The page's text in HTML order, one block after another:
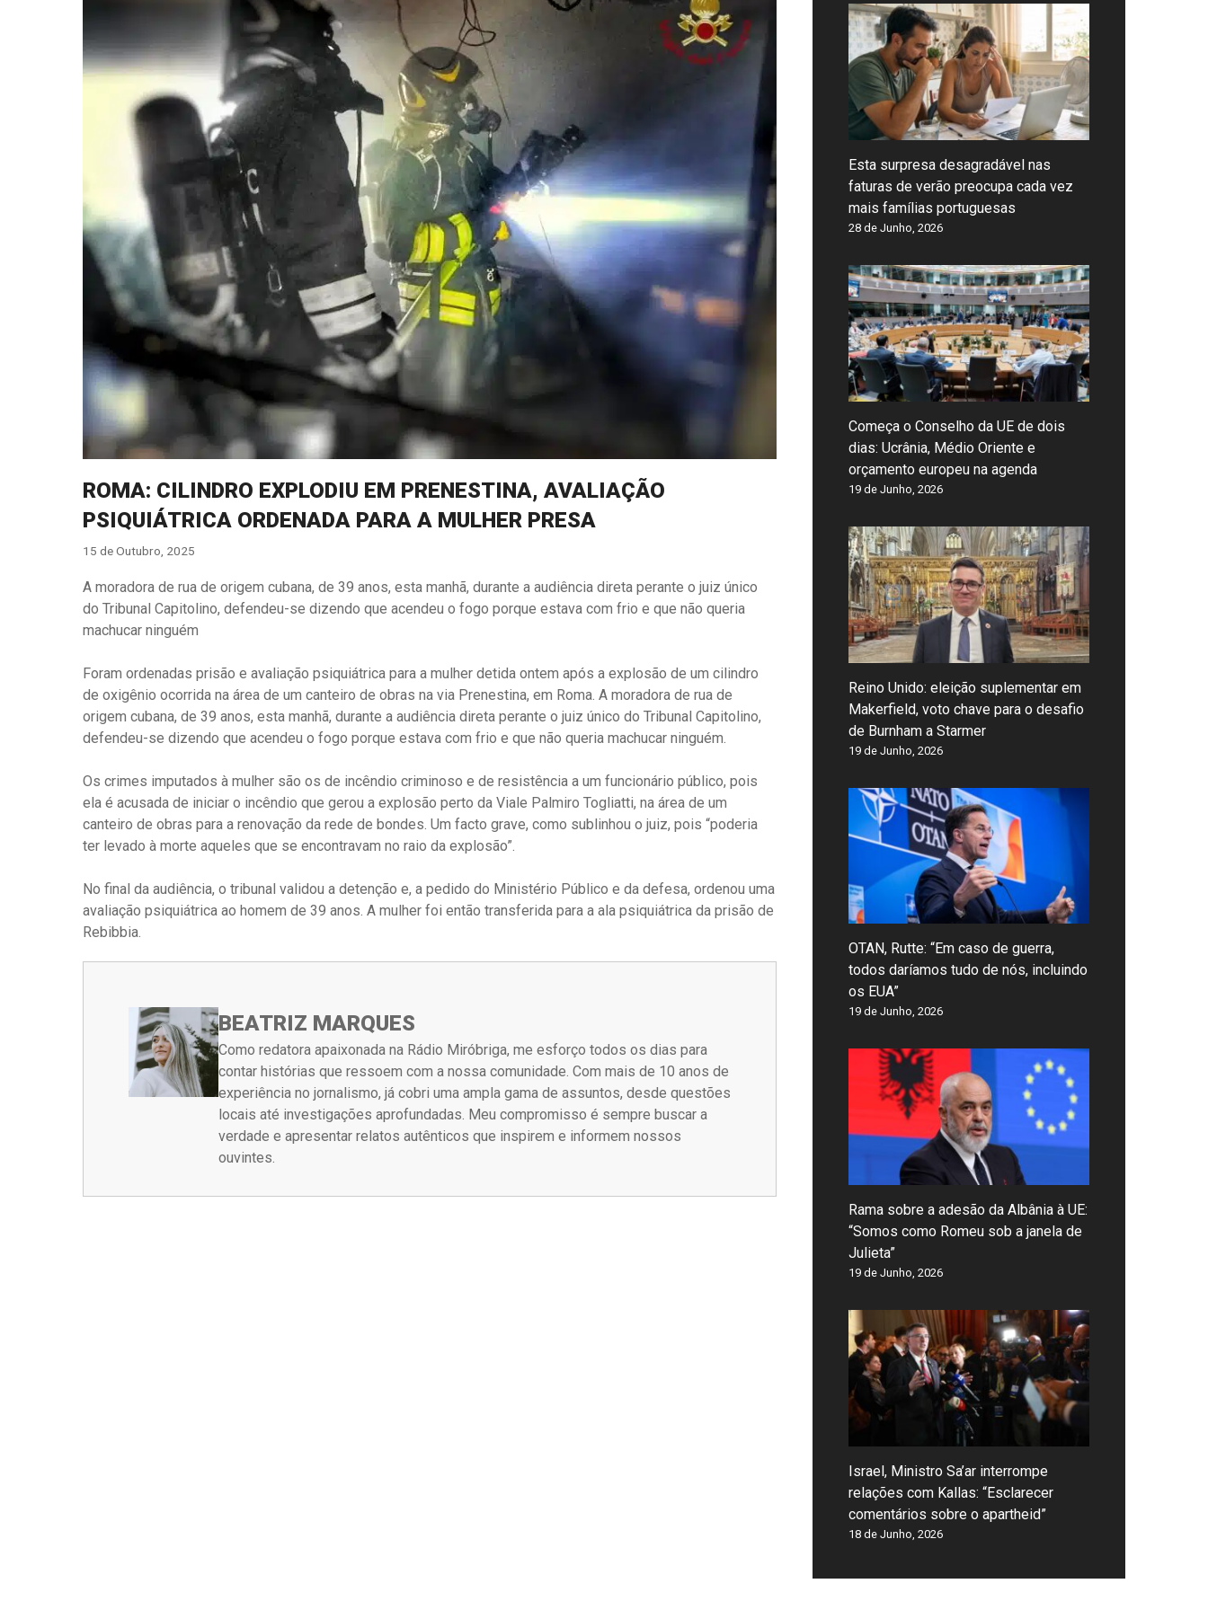
ROMA: CILINDRO EXPLODIU EM PRENESTINA, AVALIAÇÃO
PSIQUIÁTRICA ORDENADA PARA A MULHER PRESA
15 de Outubro, 2025
A moradora de rua de origem cubana, de 39 anos, esta manhã, durante a audiência direta perante o juiz único
do Tribunal Capitolino, defendeu-se dizendo que acendeu o fogo porque estava com frio e que não queria
machucar ninguém
Foram ordenadas prisão e avaliação psiquiátrica para a mulher detida ontem após a explosão de um cilindro
de oxigênio ocorrida na área de um canteiro de obras na via Prenestina, em Roma. A moradora de rua de
origem cubana, de 39 anos, esta manhã, durante a audiência direta perante o juiz único do Tribunal Capitolino,
defendeu-se dizendo que acendeu o fogo porque estava com frio e que não queria machucar ninguém.
Os crimes imputados à mulher são os de incêndio criminoso e de resistência a um funcionário público, pois
ela é acusada de iniciar o incêndio que gerou a explosão perto da Viale Palmiro Togliatti, na área de um
canteiro de obras para a renovação da rede de bondes. Um facto grave, como sublinhou o juiz, pois “poderia
ter levado à morte aqueles que se encontravam no raio da explosão”.
No final da audiência, o tribunal validou a detenção e, a pedido do Ministério Público e da defesa, ordenou uma
avaliação psiquiátrica ao homem de 39 anos. A mulher foi então transferida para a ala psiquiátrica da prisão de
Rebibbia.
BEATRIZ MARQUES
Como redatora apaixonada na Rádio Miróbriga, me esforço todos os dias para
contar histórias que ressoem com a nossa comunidade. Com mais de 10 anos de
experiência no jornalismo, já cobri uma ampla gama de assuntos, desde questões
locais até investigações aprofundadas. Meu compromisso é sempre buscar a
verdade e apresentar relatos autênticos que inspirem e informem nossos
ouvintes.
Esta surpresa desagradável nas
faturas de verão preocupa cada vez
mais famílias portuguesas
28 de Junho, 2026
Começa o Conselho da UE de dois
dias: Ucrânia, Médio Oriente e
orçamento europeu na agenda
19 de Junho, 2026
Reino Unido: eleição suplementar em
Makerfield, voto chave para o desafio
de Burnham a Starmer
19 de Junho, 2026
OTAN, Rutte: “Em caso de guerra,
todos daríamos tudo de nós, incluindo
os EUA”
19 de Junho, 2026
Rama sobre a adesão da Albânia à UE:
“Somos como Romeu sob a janela de
Julieta”
19 de Junho, 2026
Israel, Ministro Sa’ar interrompe
relações com Kallas: “Esclarecer
comentários sobre o apartheid”
18 de Junho, 2026